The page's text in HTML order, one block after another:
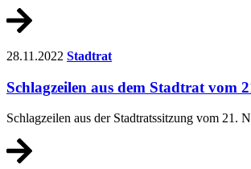
28.11.2022 Stadtrat
Schlagzeilen aus dem Stadtrat vom
Schlagzeilen aus der Stadtratssitzung vom 21.